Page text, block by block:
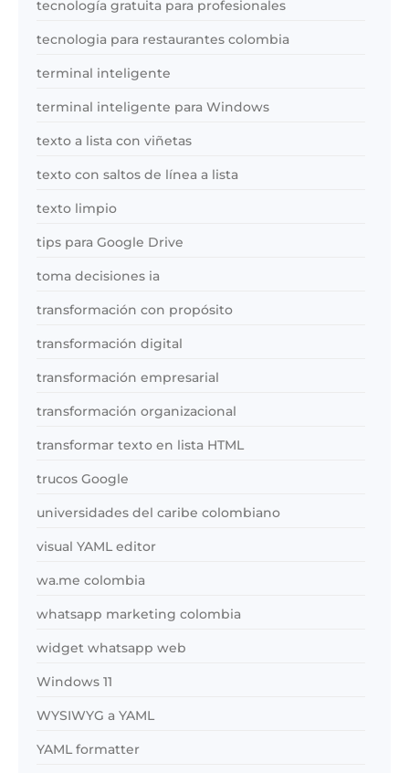
tecnología gratuita para profesionales
tecnologia para restaurantes colombia
terminal inteligente
terminal inteligente para Windows
texto a lista con viñetas
texto con saltos de línea a lista
texto limpio
tips para Google Drive
toma decisiones ia
transformación con propósito
transformación digital
transformación empresarial
transformación organizacional
transformar texto en lista HTML
trucos Google
universidades del caribe colombiano
visual YAML editor
wa.me colombia
whatsapp marketing colombia
widget whatsapp web
Windows 11
WYSIWYG a YAML
YAML formatter